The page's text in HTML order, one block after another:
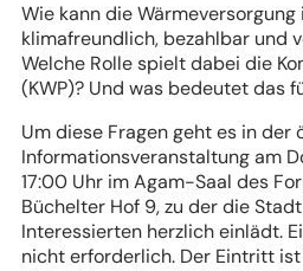
Wie kann die
klimafreundlich, bezahlbar und
Welche Rolle spielt dabei die
(KWP)? Und was bedeutet das
Um diese Fragen geht es in der
Informationsveranstaltung am
17:00 Uhr im Agam-Saal des
Büchelter Hof 9, zu der die
Interessierten herzlich einlädt.
nicht erforderlich. Der Eintritt